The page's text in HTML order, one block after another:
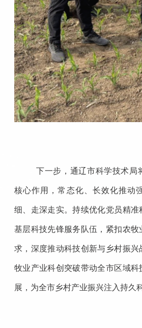
下一步，通辽市科学技术局
核心作用，常态化、长效化推动
细、走深走实。持续优化党员精准
基层科技先锋服务队伍，紧扣农牧
求，深度推动科技创新与乡村振兴
牧业产业科创突破带动全市区域
展，为全市乡村产业振兴注入持久